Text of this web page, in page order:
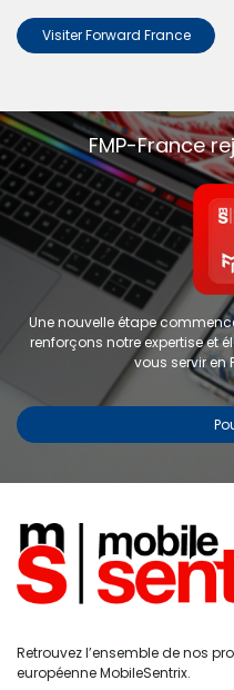
Accueil Recherche
Visiter Forward France
FMP-France
Une nouvelle étape
renforçons notre expertise et
vous servir en
Retrouvez l’ensemble de nos
européenne MobileSentrix.
Copyright © 2024 FMP-